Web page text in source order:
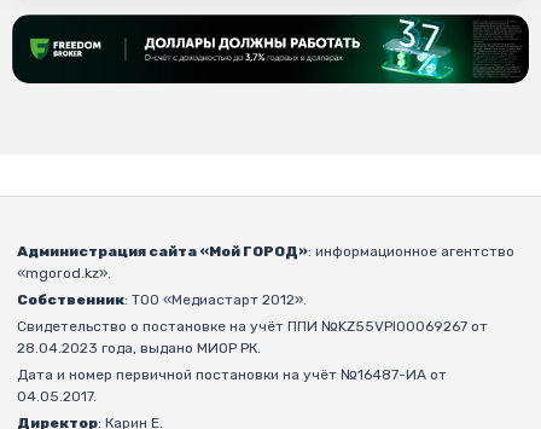
Администрация сайта «Мой ГОРОД»: информационное агентство
«mgorod.kz».
Собственник: ТОО «Медиастарт 2012».
Свидетельство о постановке на учёт ППИ №KZ55VPI00069267 от
28.04.2023 года, выдано МИОР РК.
Дата и номер первичной постановки на учёт №16487-ИА от
04.05.2017.
Директор: Карин Е.